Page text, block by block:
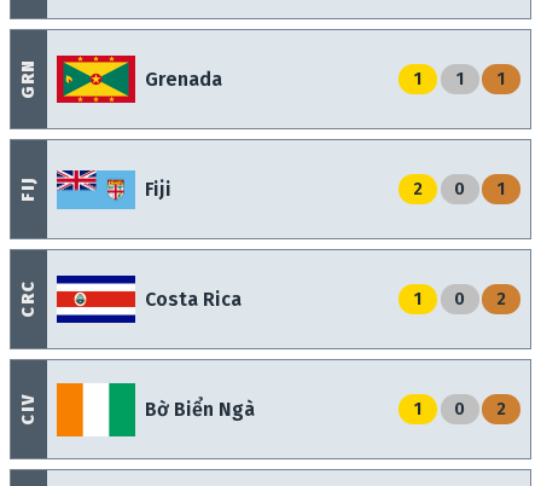
CIV Bờ Biển Ngà 1 0 2
CRC Costa Rica 1 0 2
FIJ Fiji 2 0 1
GRN Grenada 1 1 1